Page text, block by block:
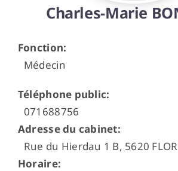
Charles-Marie
Fonction:
Médecin
Téléphone public:
071688756
Adresse du cabinet:
Rue du Hierdau 1 B, 5620
Horaire: